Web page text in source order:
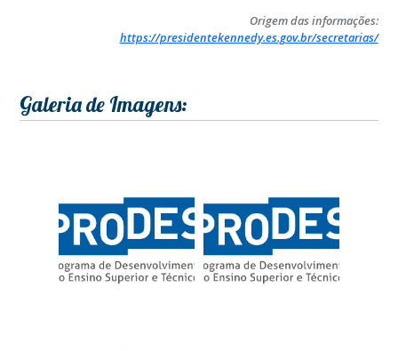
Origem das informações:
https://presidentekennedy.es.gov.br/secretarias/
Galeria de Imagens: